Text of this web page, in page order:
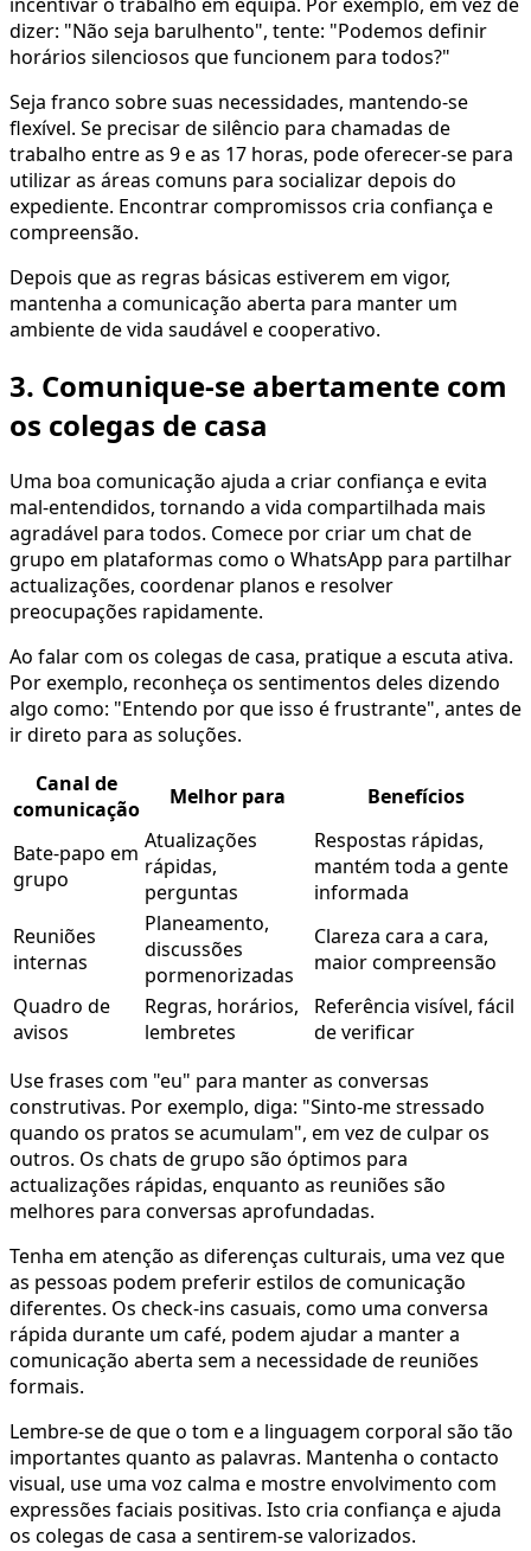
incentivar o trabalho em equipa. Por exemplo, em vez de
dizer: "Não seja barulhento", tente: "Podemos definir
horários silenciosos que funcionem para todos?"
Seja franco sobre suas necessidades, mantendo-se
flexível. Se precisar de silêncio para chamadas de
trabalho entre as 9 e as 17 horas, pode oferecer-se para
utilizar as áreas comuns para socializar depois do
expediente. Encontrar compromissos cria confiança e
compreensão.
Depois que as regras básicas estiverem em vigor,
mantenha a comunicação aberta para manter um
ambiente de vida saudável e cooperativo.
3. Comunique-se abertamente com
os colegas de casa
Uma boa comunicação ajuda a criar confiança e evita
mal-entendidos, tornando a vida compartilhada mais
agradável para todos. Comece por criar um chat de
grupo em plataformas como o WhatsApp para partilhar
actualizações, coordenar planos e resolver
preocupações rapidamente.
Ao falar com os colegas de casa, pratique a escuta ativa.
Por exemplo, reconheça os sentimentos deles dizendo
algo como: "Entendo por que isso é frustrante", antes de
ir direto para as soluções.
Canal de
comunicação
Melhor para Benefícios
Bate-papo em
grupo
Atualizações
rápidas,
perguntas
Respostas rápidas,
mantém toda a gente
informada
Reuniões
internas
Planeamento,
discussões
pormenorizadas
Clareza cara a cara,
maior compreensão
Quadro de
avisos
Regras, horários,
lembretes
Referência visível, fácil
de verificar
Use frases com "eu" para manter as conversas
construtivas. Por exemplo, diga: "Sinto-me stressado
quando os pratos se acumulam", em vez de culpar os
outros. Os chats de grupo são óptimos para
actualizações rápidas, enquanto as reuniões são
melhores para conversas aprofundadas.
Tenha em atenção as diferenças culturais, uma vez que
as pessoas podem preferir estilos de comunicação
diferentes. Os check-ins casuais, como uma conversa
rápida durante um café, podem ajudar a manter a
comunicação aberta sem a necessidade de reuniões
formais.
Lembre-se de que o tom e a linguagem corporal são tão
importantes quanto as palavras. Mantenha o contacto
visual, use uma voz calma e mostre envolvimento com
expressões faciais positivas. Isto cria confiança e ajuda
os colegas de casa a sentirem-se valorizados.